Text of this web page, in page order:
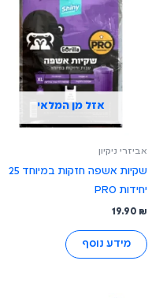
אזל מן המלאי
אביזרי ניקיון
שקיות אשפה חזקות במיוחד 25
יחידות PRO
19.90 ₪
מידע נוסף